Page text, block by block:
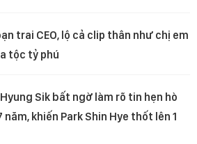
trai CEO, lộ cả clip thân như chị em
tộc tỷ phú
Sik bất ngờ làm rõ tin hẹn hò
năm, khiến Park Shin Hye thốt lên 1